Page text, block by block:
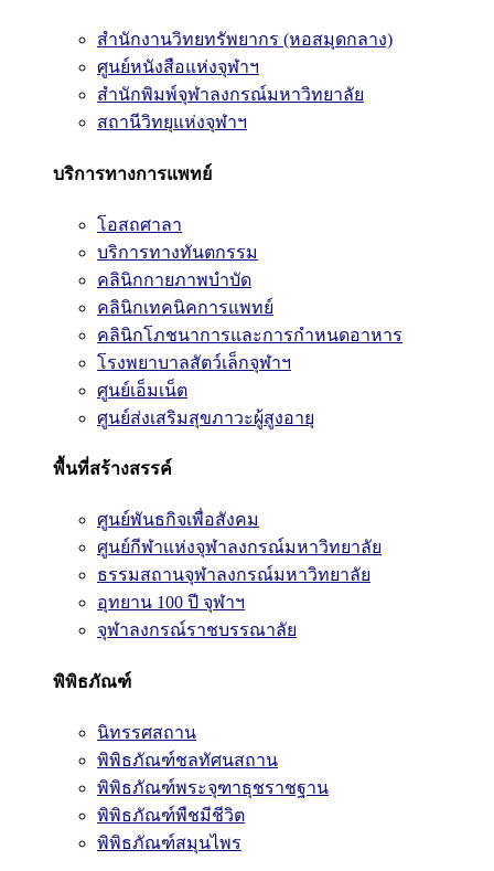
สำนักงานวิทยทรัพยากร (หอสมุดกลาง)
ศูนย์หนังสือแห่งจุฬาฯ
สำนักพิมพ์จุฬาลงกรณ์มหาวิทยาลัย
สถานีวิทยุแห่งจุฬาฯ
บริการทางการแพทย์
โอสถศาลา
บริการทางทันตกรรม
คลินิกกายภาพบำบัด
คลินิกเทคนิคการแพทย์
คลินิกโภชนาการและการกำหนดอาหาร
โรงพยาบาลสัตว์เล็กจุฬาฯ
ศูนย์เอ็มเน็ต
ศูนย์ส่งเสริมสุขภาวะผู้สูงอายุ
พื้นที่สร้างสรรค์
ศูนย์พันธกิจเพื่อสังคม
ศูนย์กีฬาแห่งจุฬาลงกรณ์มหาวิทยาลัย
ธรรมสถานจุฬาลงกรณ์มหาวิทยาลัย
อุทยาน 100 ปี จุฬาฯ
จุฬาลงกรณ์ราชบรรณาลัย
พิพิธภัณฑ์
นิทรรศสถาน
พิพิธภัณฑ์ชลทัศนสถาน
พิพิธภัณฑ์พระจุฑาธุชราชฐาน
พิพิธภัณฑ์พืชมีชีวิต
พิพิธภัณฑ์สมุนไพร